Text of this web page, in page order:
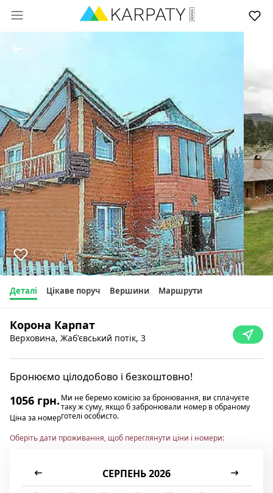
Деталі Цікаве поруч Вершини Маршрути
Корона Карпат
Верховина, Жаб'євський потік, 3
Бронюємо цілодобово і безкоштовно!
1056 грн.
Ціна за номер
Ми не беремо комісію за бронювання, ви сплачуєте
таку ж суму, якщо б забронювали номер в обраному
готелі особисто.
Оберіть дати проживання, щоб переглянути ціни і номери:
СЕРПЕНЬ 2026